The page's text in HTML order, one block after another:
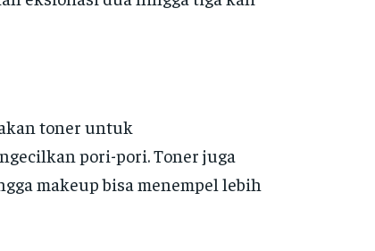
toner untuk
pori-pori. Toner juga
makeup bisa menempel lebih